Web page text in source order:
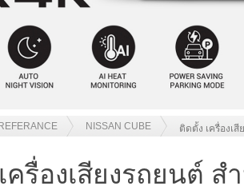
NISSAN CUBE ติดตั้ง เครื่องเ
ครื่องเสียงรถยนต์ ส